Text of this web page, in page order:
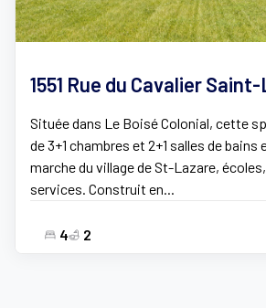
1551 Rue du Cavalier
Située dans Le Boisé Colonial, cette
de 3+1 chambres et 2+1 salles de
marche du village de St-Lazare,
services. Construit en...
4 2